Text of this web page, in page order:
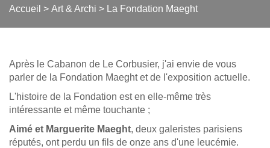
Accueil > Art & Archi > La Fondation Maeght
Après le Cabanon de Le Corbusier, j'ai envie de vous
parler de la Fondation Maeght et de l'exposition actuelle.
L'histoire de la Fondation est en elle-même très
intéressante et même touchante ;
Aimé et Marguerite Maeght, deux galeristes parisiens
réputés, ont perdu un fils de onze ans d'une leucémie.